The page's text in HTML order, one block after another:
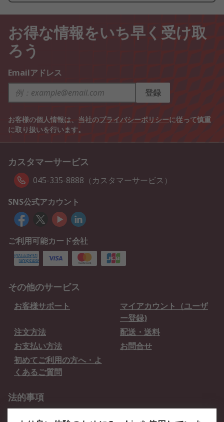
お得な情報をいち早く受け取
ろう
Emailアドレス
登録
お客様の個人情報は、当社のプライバシーポリシーに従って慎重
に取り扱いを行います。
カスタマーサービス
045-335-8888（カスタマーサービス）
SNS公式アカウント
ご利用可能カード会社
その他のサービス
お客様サポート
マイアカウント（ユーザ
ー登録)
注文方法
配送・送料
お支払い方法
お問合せ
初めてご利用の方へ・よ
くあるご質問
法的事項